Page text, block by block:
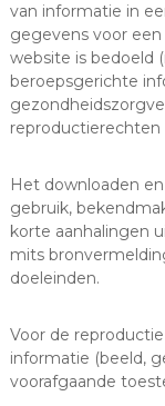
van informatie in
gegevens voor
website is bedoeld
beroepsgerichte
reproductierechten
Het downloaden
gebruik,
korte aanhalingen
mits
doeleinden.
Voor de
informatie (beeld,
voorafgaande